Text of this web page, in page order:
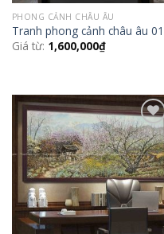
PHONG CẢNH CHÂU ÂU
Tranh phong cảnh châu âu 01
Giá từ: 1,600,000₫
Add to
Wishlist